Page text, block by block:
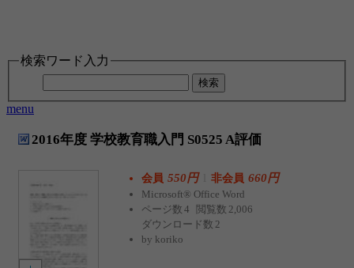
検索ワード入力
検索
menu
2016年度 学校教育職入門 S0525 A評価
会員 550円 非会員 660円
Microsoft® Office Word
ページ数 4 閲覧数 2,006
ダウンロード数 2
by koriko